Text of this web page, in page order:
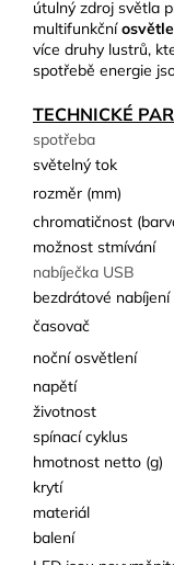
útulný zdroj světla
multifunkční
více druhy lustrů,
spotřebě energie
TECHNICKÉ
spotřeba
světelný tok
rozměr (mm)
chromatičnost
možnost stmívání
nabíječka USB
bezdrátové nabíjení
časovač
noční osvětlení
napětí
životnost
spínací cyklus
hmotnost netto (g)
krytí
materiál
balení